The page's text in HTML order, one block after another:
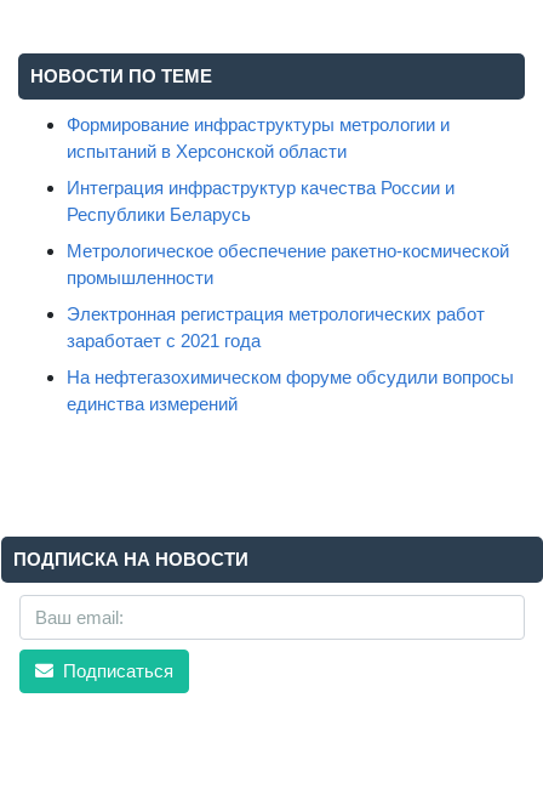
НОВОСТИ ПО ТЕМЕ
Формирование инфраструктуры метрологии и
испытаний в Херсонской области
Интеграция инфраструктур качества России и
Республики Беларусь
Метрологическое обеспечение ракетно-космической
промышленности
Электронная регистрация метрологических работ
заработает с 2021 года
На нефтегазохимическом форуме обсудили вопросы
единства измерений
ПОДПИСКА НА НОВОСТИ
Подписаться